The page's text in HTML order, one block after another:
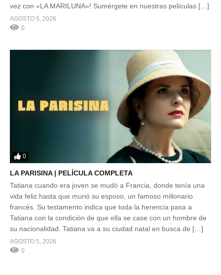
vez con «LA MARILUNA»! Sumérgete en nuestras películas […]
AGOSTO 5, 2026
0
0
LA PARISINA | PELÍCULA COMPLETA
Tatiana cuando era joven se mudó a Francia, donde tenía una
vida feliz hasta que murió su esposo, un famoso millonario
francés. Su testamento indica que toda la herencia pasa a
Tatiana con la condición de que ella se case con un hombre de
su nacionalidad. Tatiana va a su ciudad natal en busca de […]
AGOSTO 5, 2026
0